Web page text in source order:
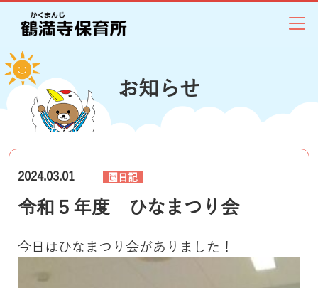
お知らせ
2024.03.01 園日記
令和５年度 ひなまつり会
今日はひなまつり会がありました！